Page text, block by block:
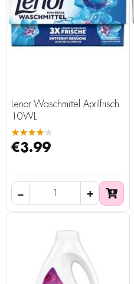
Lenor Waschmittel Aprilfrisch
10WL
★★★★★
€3.99